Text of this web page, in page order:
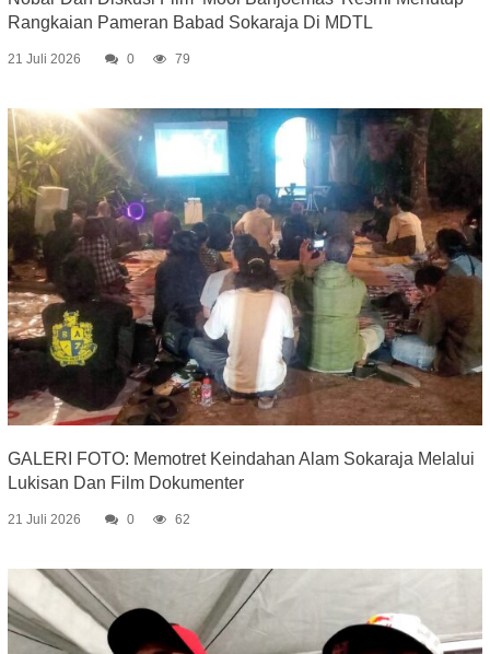
Rangkaian Pameran Babad Sokaraja Di MDTL
21 Juli 2026 0 79
GALERI FOTO: Memotret Keindahan Alam Sokaraja Melalui
Lukisan Dan Film Dokumenter
21 Juli 2026 0 62